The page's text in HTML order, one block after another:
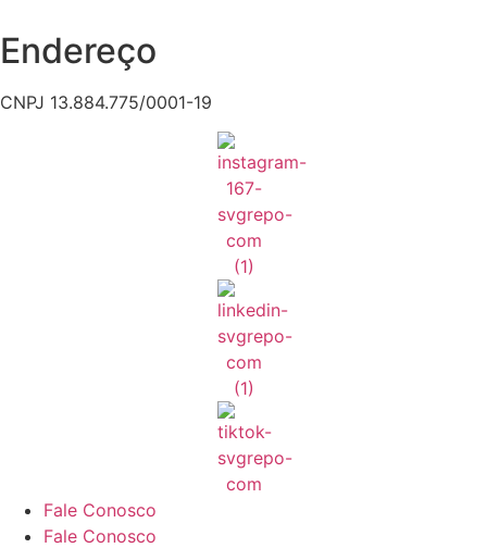
Endereço
CNPJ 13.884.775/0001-19
Fale Conosco
Fale Conosco